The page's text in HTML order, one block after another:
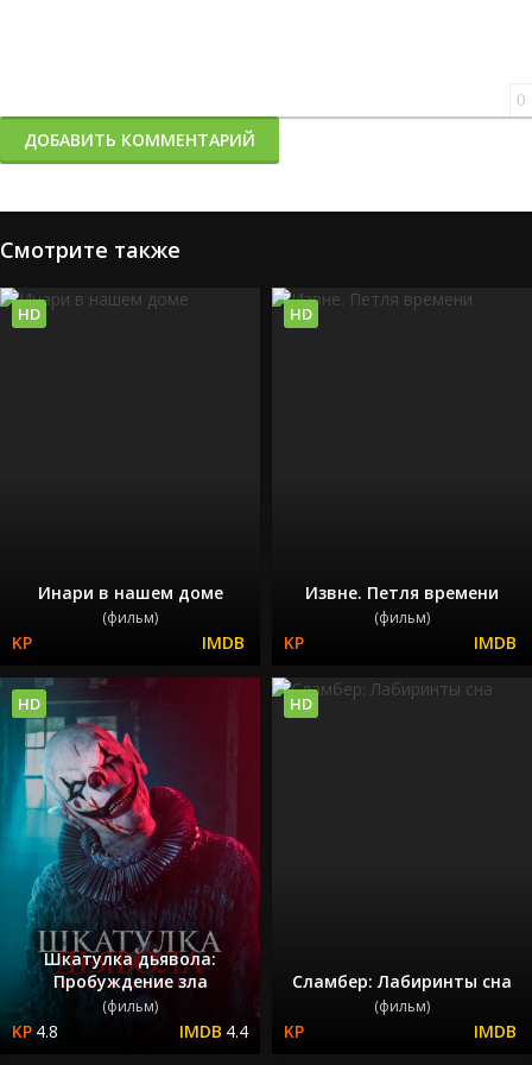
0
ДОБАВИТЬ КОММЕНТАРИЙ
Смотрите также
Инари в нашем доме
(фильм)
HD
Извне. Петля времени
(фильм)
HD
Шкатулка дьявола:
Пробуждение зла
(фильм)
4.8 4.4
HD
Сламбер: Лабиринты сна
(фильм)
HD